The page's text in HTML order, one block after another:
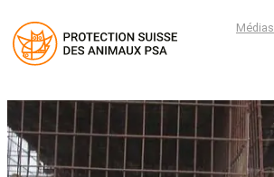
Médias